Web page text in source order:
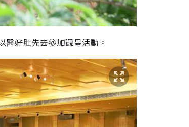
醫好肚先去參加觀星活動。